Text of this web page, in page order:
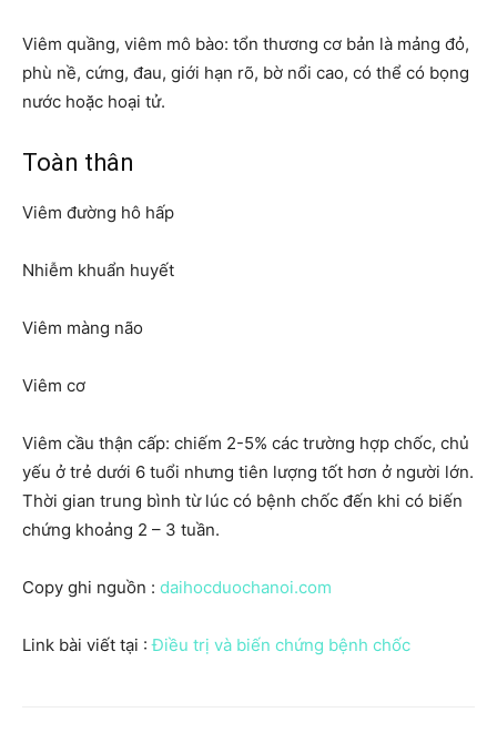
Viêm quầng, viêm mô bào: tổn thương cơ bản là mảng đỏ,
phù nề, cứng, đau, giới hạn rõ, bờ nổi cao, có thể có bọng
nước hoặc hoại tử.
Toàn thân
Viêm đường hô hấp
Nhiễm khuẩn huyết
Viêm màng não
Viêm cơ
Viêm cầu thận cấp: chiếm 2-5% các trường hợp chốc, chủ
yếu ở trẻ dưới 6 tuổi nhưng tiên lượng tốt hơn ở người lớn.
Thời gian trung bình từ lúc có bệnh chốc đến khi có biến
chứng khoảng 2 – 3 tuần.
Copy ghi nguồn : daihocduochanoi.com
Link bài viết tại :Điều trị và biến chứng bệnh chốc